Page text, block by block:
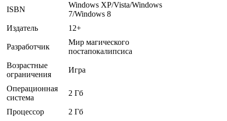
ISBN
Windows ХР/Vista/Windows
7/Windows 8
Издатель
12+
Разработчик
Мир магического
постапокалипсиса
Возрастные
ограничения
Игра
Операционная
система
2 Гб
Процессор 2 Гб